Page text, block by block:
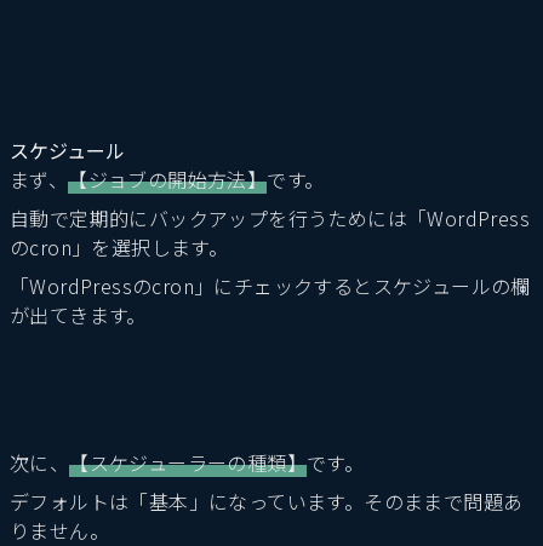
スケジュール
まず、【ジョブの開始方法】です。
自動で定期的にバックアップを行うためには「WordPress
のcron」を選択します。
「WordPressのcron」にチェックするとスケジュールの欄
が出てきます。
次に、【スケジューラーの種類】です。
デフォルトは「基本」になっています。そのままで問題あ
りません。